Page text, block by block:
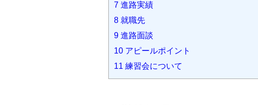
7 進路実績
8 就職先
9 進路面談
10 アピールポイント
11 練習会について